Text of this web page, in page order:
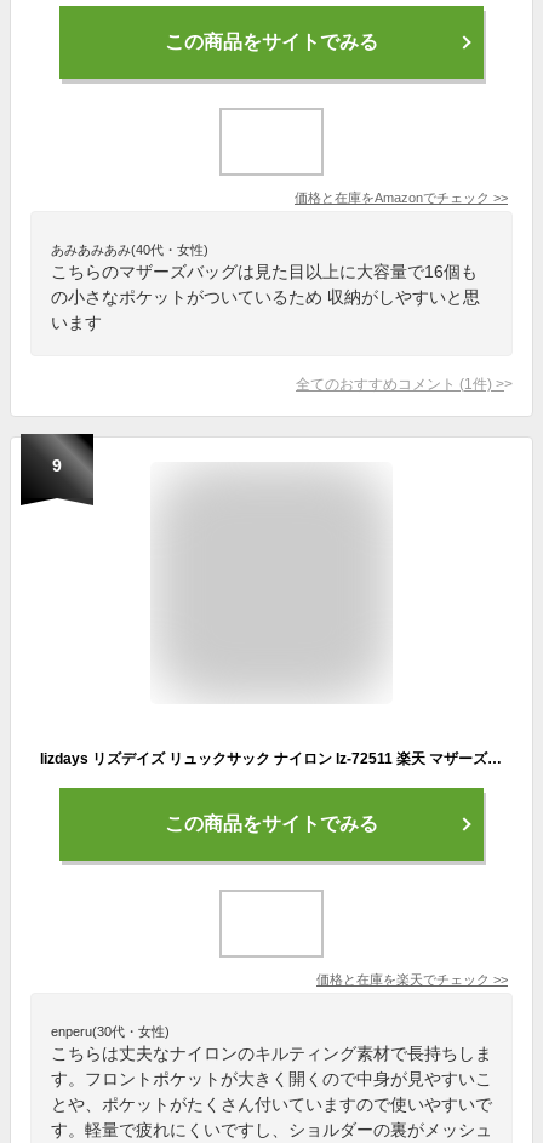
この商品をサイトでみる
価格と在庫をAmazonでチェック >>
あみあみあみ(40代・女性)
こちらのマザーズバッグは見た目以上に大容量で16個も
の小さなポケットがついているため 収納がしやすいと思
います
全てのおすすめコメント (1 件) >
9
lizdays リズデイズ リュックサック ナイロン lz-72511 楽天 マザーズリュック バックパック デイパック リュック ポケット 収納 出し入れしやすい 中身が見やすい キルティング レディース 軽量 軽い 撥水 上品 丈夫 おしゃれ オシャレ
この商品をサイトでみる
価格と在庫を楽天でチェック >>
enperu(30代・女性)
こちらは丈夫なナイロンのキルティング素材で長持ちしま
す。フロントポケットが大きく開くので中身が見やすいこ
とや、ポケットがたくさん付いていますので使いやすいで
す。軽量で疲れにくいですし、ショルダーの裏がメッシュ